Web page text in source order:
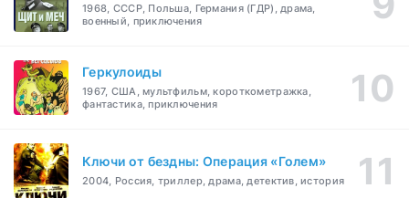
1968, СССР, Польша, Германия (ГДР), драма,
военный, приключения
Геркулоиды
1967, США, мультфильм, короткометражка,
фантастика, приключения
Ключи от бездны: Операция «Голем»
2004, Россия, триллер, драма, детектив, история